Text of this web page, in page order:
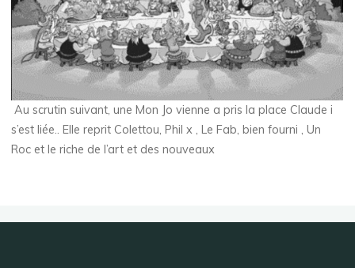
Au scrutin suivant, une Mon Jo vienne a pris la place Claude i
s’est liée.. Elle reprit Colettou, Phil x , Le Fab, bien fourni , Un
Roc et le riche de l’art et des nouveaux